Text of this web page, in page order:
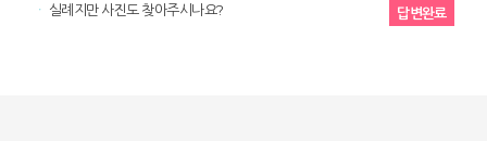
실례지만 사진도 찾아주시나요?
답변완료